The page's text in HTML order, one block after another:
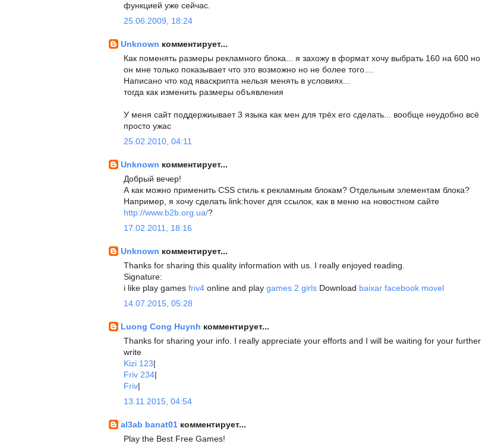
функцией уже сейчас.
25.06.2009, 18:24
Unknown комментирует...
Как поменять размеры рекламного блока... я захожу в формат хочу выбрать 160 на 600 но
он мне только показывает что это возможно но не более того....
Написано что код яваскрипта нельзя менять в условиях...
тогда как изменить размеры объявления
У меня сайт поддержиывает 3 языка как мен для трёх его сделать... вообще неудобно всё
просто ужас
25.02.2010, 04:11
Unknown комментирует...
Добрый вечер!
А как можно применить CSS стиль к рекламным блокам? Отдельным элементам блока?
Например, я хочу сделать link:hover для ссылок, как в меню на новостном сайте
http://www.b2b.org.ua/?
17.02.2011, 18:16
Unknown комментирует...
Thanks for sharing this quality information with us. I really enjoyed reading.
Signature:
i like play games friv4 online and play games 2 girls Download baixar facebook movel
14.07.2015, 05:28
Luong Cong Huynh комментирует...
Thanks for sharing your info. I really appreciate your efforts and I will be waiting for your further
write
Kizi 123|
Friv 234|
Friv|
13.11.2015, 04:54
al3ab banat01 комментирует...
Play the Best Free Games!